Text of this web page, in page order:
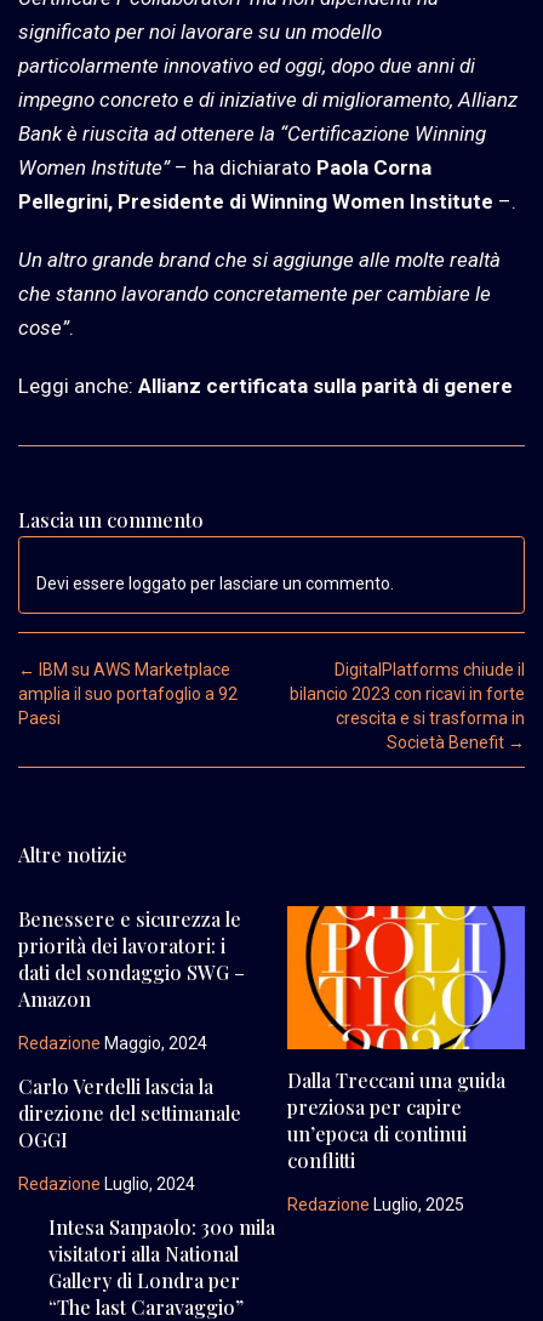
significato per noi lavorare su un modello
particolarmente innovativo ed oggi, dopo due anni di
impegno concreto e di iniziative di miglioramento, Allianz
Bank è riuscita ad ottenere la “Certificazione Winning
Women Institute”– ha dichiarato Paola Corna
Pellegrini, Presidente di Winning Women Institute –.
Un altro grande brand che si aggiunge alle molte realtà
che stanno lavorando concretamente per cambiare le
cose”.
Leggi anche: Allianz certificata sulla parità di genere
Lascia un commento
Devi essere loggato per lasciare un commento.
Post navigation
←
IBM su AWS Marketplace
amplia il suo portafoglio a 92
Paesi
DigitalPlatforms chiude il
bilancio 2023 con ricavi in forte
crescita e si trasforma in
Società Benefit →
Altre notizie
Benessere e sicurezza le
priorità dei lavoratori: i
dati del sondaggio SWG –
Amazon
Redazione Maggio, 2024
Dalla Treccani una guida
preziosa per capire
un’epoca di continui
conflitti
Redazione Luglio, 2025
Carlo Verdelli lascia la
direzione del settimanale
OGGI
Redazione Luglio, 2024
Intesa Sanpaolo: 300 mila
visitatori alla National
Gallery di Londra per
“The last Caravaggio”